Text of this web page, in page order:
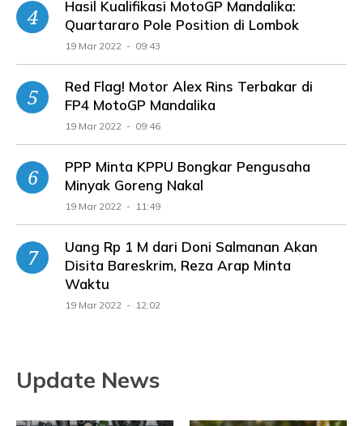
Hasil Kualifikasi MotoGP Mandalika:
Quartararo Pole Position di Lombok
19 Mar 2022 - 09:43
Red Flag! Motor Alex Rins Terbakar di
FP4 MotoGP Mandalika
19 Mar 2022 - 09:46
PPP Minta KPPU Bongkar Pengusaha
Minyak Goreng Nakal
19 Mar 2022 - 11:49
Uang Rp 1 M dari Doni Salmanan Akan
Disita Bareskrim, Reza Arap Minta
Waktu
19 Mar 2022 - 12:02
Update News